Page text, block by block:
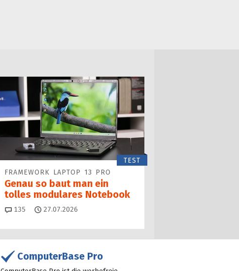
TEST
FRAMEWORK LAPTOP 13 PRO
Genau so baut man ein
tolles modulares Notebook
135 Kommentare
27.07.2026
ComputerBase Pro